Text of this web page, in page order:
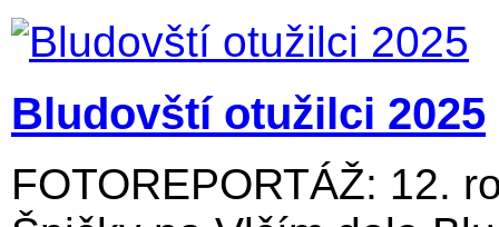
Bludovští otužilci 2025
FOTOREPORTÁŽ: 12.